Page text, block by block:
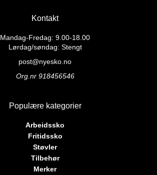
Kontakt
Mandag-Fredag: 9.00-18.00
Lørdag/søndag: Stengt
post@nyesko.no
Org.nr 918456546
Populære kategorier
Arbeidssko
Fritidssko
Støvler
Tilbehør
Merker